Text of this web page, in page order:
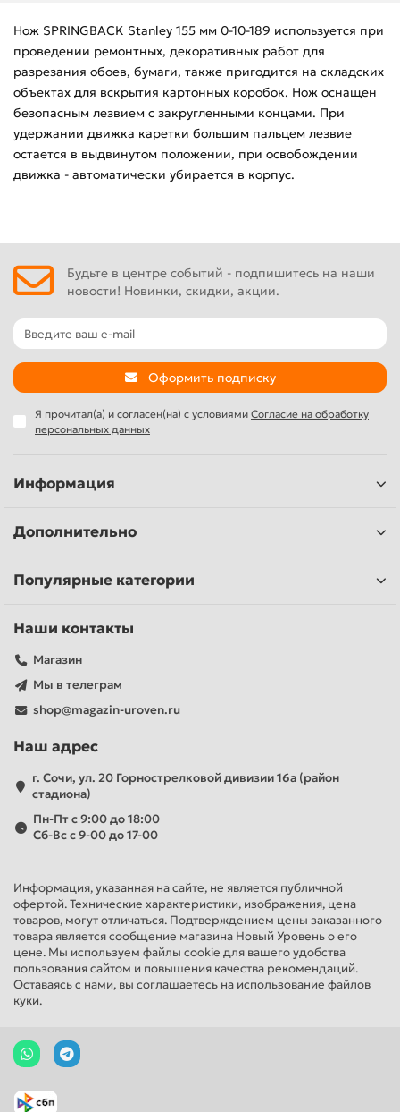
Нож SPRINGBACK Stanley 155 мм 0-10-189 используется при
проведении ремонтных, декоративных работ для
разрезания обоев, бумаги, также пригодится на складских
объектах для вскрытия картонных коробок. Нож оснащен
безопасным лезвием с закругленными концами. При
удержании движка каретки большим пальцем лезвие
остается в выдвинутом положении, при освобождении
движка - автоматически убирается в корпус.
Будьте в центре событий - подпишитесь на наши
новости! Новинки, скидки, акции.
Оформить подписку
Я прочитал(а) и согласен(на) с условиями Согласие на обработку
персональных данных
Информация
Дополнительно
Популярные категории
Наши контакты
Магазин
Мы в телеграм
shop@magazin-uroven.ru
Наш адрес
г. Сочи, ул. 20 Горнострелковой дивизии 16а (район
стадиона)
Пн-Пт с 9:00 до 18:00
Сб-Вс с 9-00 до 17-00
Информация, указанная на сайте, не является публичной
офертой. Технические характеристики, изображения, цена
товаров, могут отличаться. Подтверждением цены заказанного
товара является сообщение магазина Новый Уровень о его
цене. Мы используем файлы cookie для вашего удобства
пользования сайтом и повышения качества рекомендаций.
Оставаясь с нами, вы соглашаетесь на использование файлов
куки.